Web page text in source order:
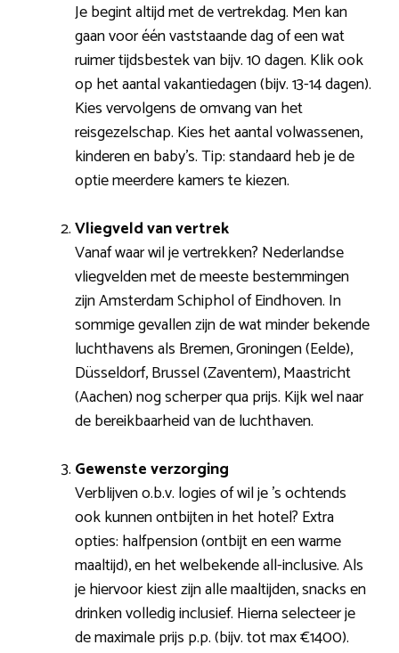
Je begint altijd met de vertrekdag. Men kan
gaan voor één vaststaande dag of een wat
ruimer tijdsbestek van bijv. 10 dagen. Klik ook
op het aantal vakantiedagen (bijv. 13-14 dagen).
Kies vervolgens de omvang van het
reisgezelschap. Kies het aantal volwassenen,
kinderen en baby’s. Tip: standaard heb je de
optie meerdere kamers te kiezen.
Vliegveld van vertrek
Vanaf waar wil je vertrekken? Nederlandse
vliegvelden met de meeste bestemmingen
zijn Amsterdam Schiphol of Eindhoven. In
sommige gevallen zijn de wat minder bekende
luchthavens als Bremen, Groningen (Eelde),
Düsseldorf, Brussel (Zaventem), Maastricht
(Aachen) nog scherper qua prijs. Kijk wel naar
de bereikbaarheid van de luchthaven.
Gewenste verzorging
Verblijven o.b.v. logies of wil je ’s ochtends
ook kunnen ontbijten in het hotel? Extra
opties: halfpension (ontbijt en een warme
maaltijd), en het welbekende all-inclusive. Als
je hiervoor kiest zijn alle maaltijden, snacks en
drinken volledig inclusief. Hierna selecteer je
de maximale prijs p.p. (bijv. tot max €1400).